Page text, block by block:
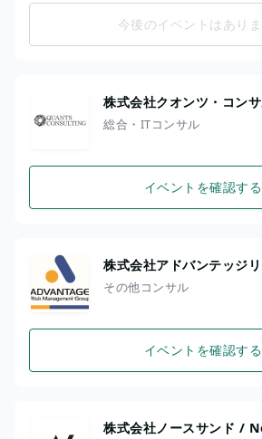
今後のイベントはあり
株式会社クオンツ・コン
総合・ITコンサル
イベントを確認する
株式会社アドバンテッジ
その他コンサル
イベントを確認する
株式会社ノースサンド /